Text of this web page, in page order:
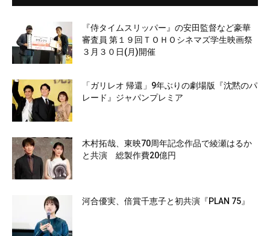
『侍タイムスリッパー』の安田監督など豪華
審査員 第１９回ＴＯＨＯシネマズ学生映画祭
３月３０日(月)開催
「ガリレオ 帰還」9年ぶりの劇場版『沈黙のパ
レード』ジャパンプレミア
木村拓哉、東映70周年記念作品で綾瀬はるか
と共演 総製作費20億円
河合優実、倍賞千恵子と初共演『PLAN 75』